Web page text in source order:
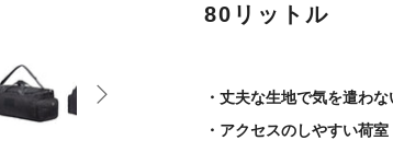
80リットル
・丈夫な生地で気を遣わな
・アクセスのしやすい荷室